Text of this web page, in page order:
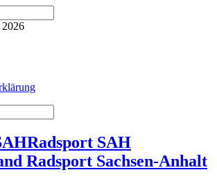
2026
Radsport SAH
Radsport Sachsen-Anhalt